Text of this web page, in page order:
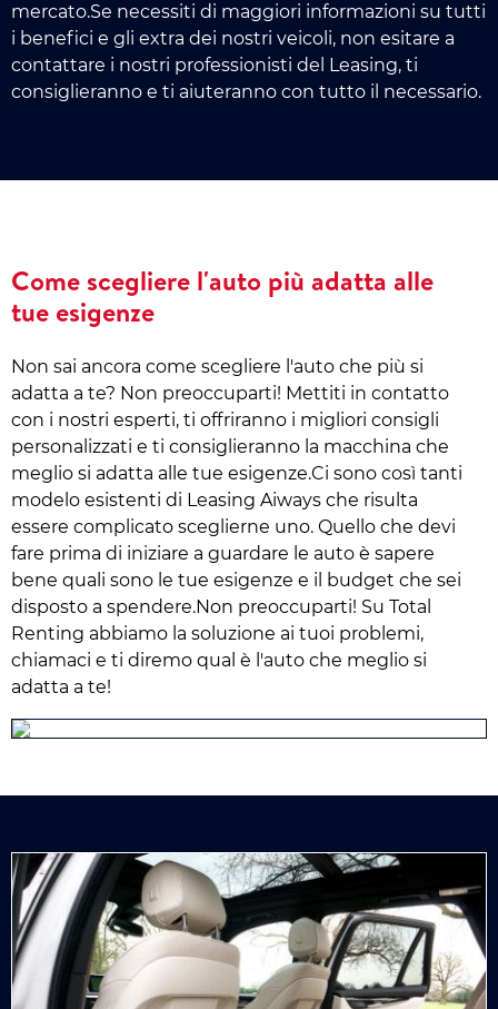
mercato.Se necessiti di maggiori informazioni su tutti
i benefici e gli extra dei nostri veicoli, non esitare a
contattare i nostri professionisti del Leasing, ti
consiglieranno e ti aiuteranno con tutto il necessario.
Come scegliere l'auto più adatta alle
tue esigenze
Non sai ancora come scegliere l'auto che più si
adatta a te? Non preoccuparti! Mettiti in contatto
con i nostri esperti, ti offriranno i migliori consigli
personalizzati e ti consiglieranno la macchina che
meglio si adatta alle tue esigenze.Ci sono così tanti
modelo esistenti di Leasing Aiways che risulta
essere complicato sceglierne uno. Quello che devi
fare prima di iniziare a guardare le auto è sapere
bene quali sono le tue esigenze e il budget che sei
disposto a spendere.Non preoccuparti! Su Total
Renting abbiamo la soluzione ai tuoi problemi,
chiamaci e ti diremo qual è l'auto che meglio si
adatta a te!